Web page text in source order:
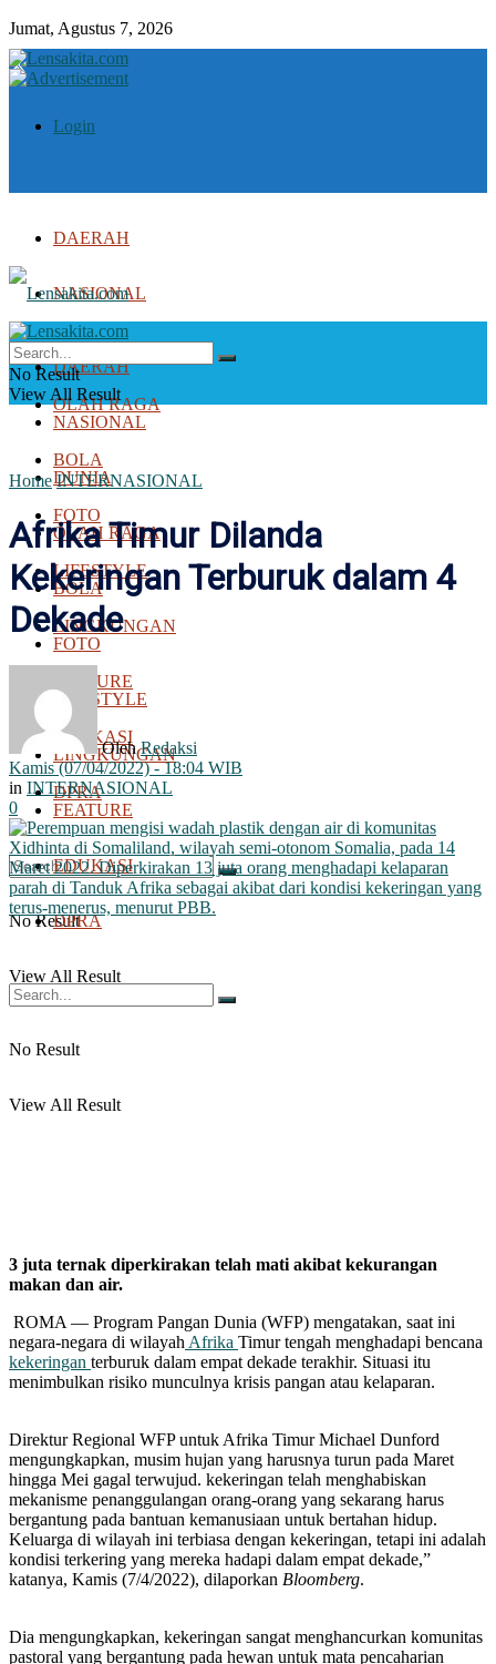
Jumat, Agustus 7, 2026
Login
DAERAH
NASIONAL
DUNIA
OLAH RAGA
BOLA
FOTO
LIFESTYLE
LINGKUNGAN
FEATURE
EDUKASI
DPRA
No Result
View All Result
DAERAH
NASIONAL
DUNIA
OLAH RAGA
BOLA
FOTO
LIFESTYLE
LINGKUNGAN
FEATURE
EDUKASI
DPRA
No Result
View All Result
No Result
View All Result
Home INTERNASIONAL
Afrika Timur Dilanda
Kekeringan Terburuk dalam 4
Dekade
Oleh Redaksi
Kamis (07/04/2022) - 18:04 WIB
in INTERNASIONAL
0
3 juta ternak diperkirakan telah mati akibat kekurangan
makan dan air.
ROMA — Program Pangan Dunia (WFP) mengatakan, saat ini
negara-negara di wilayah Afrika Timur tengah menghadapi bencana
kekeringan terburuk dalam empat dekade terakhir. Situasi itu
menimbulkan risiko munculnya krisis pangan atau kelaparan.
Direktur Regional WFP untuk Afrika Timur Michael Dunford
mengungkapkan, musim hujan yang harusnya turun pada Maret
hingga Mei gagal terwujud. kekeringan telah menghabiskan
mekanisme penanggulangan orang-orang yang sekarang harus
bergantung pada bantuan kemanusiaan untuk bertahan hidup.
Keluarga di wilayah ini terbiasa dengan kekeringan, tetapi ini adalah
kondisi terkering yang mereka hadapi dalam empat dekade,”
katanya, Kamis (7/4/2022), dilaporkan Bloomberg.
Dia mengungkapkan, kekeringan sangat menghancurkan komunitas
pastoral yang bergantung pada hewan untuk mata pencaharian